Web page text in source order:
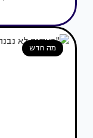
מה חדש